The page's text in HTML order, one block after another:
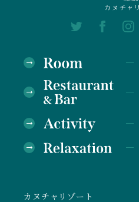
カヌチャリゾート